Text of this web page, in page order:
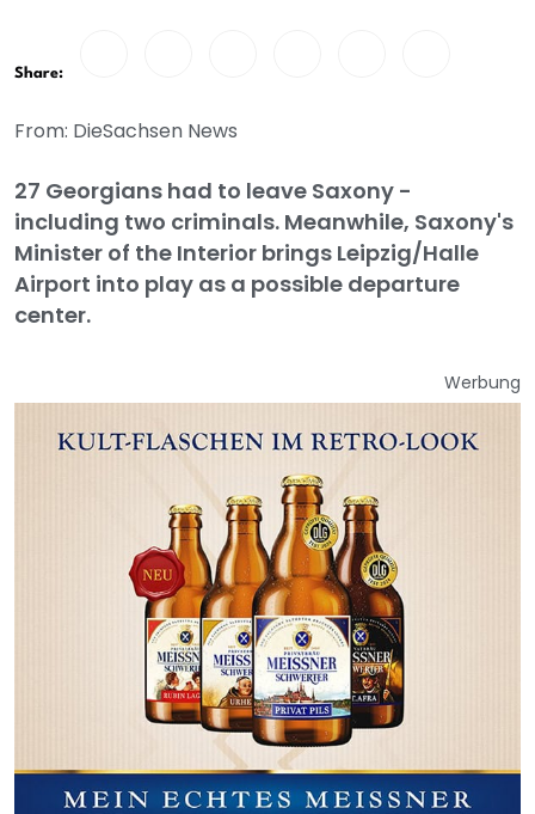
Share:
From: DieSachsen News
27 Georgians had to leave Saxony -
including two criminals. Meanwhile, Saxony's
Minister of the Interior brings Leipzig/Halle
Airport into play as a possible departure
center.
Werbung